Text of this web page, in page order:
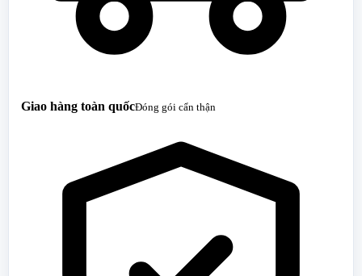
Giao hàng toàn quốcĐóng gói cẩn thận